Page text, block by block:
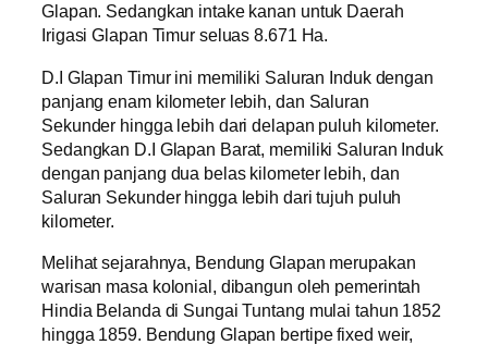
Glapan. Sedangkan intake kanan untuk Daerah
Irigasi Glapan Timur seluas 8.671 Ha.
D.I Glapan Timur ini memiliki Saluran Induk dengan
panjang enam kilometer lebih, dan Saluran
Sekunder hingga lebih dari delapan puluh kilometer.
Sedangkan D.I Glapan Barat, memiliki Saluran Induk
dengan panjang dua belas kilometer lebih, dan
Saluran Sekunder hingga lebih dari tujuh puluh
kilometer.
Melihat sejarahnya, Bendung Glapan merupakan
warisan masa kolonial, dibangun oleh pemerintah
Hindia Belanda di Sungai Tuntang mulai tahun 1852
hingga 1859. Bendung Glapan bertipe fixed weir,